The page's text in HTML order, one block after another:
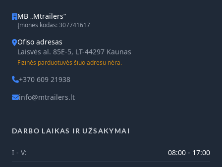
MB „Mtrailers“
Įmonės kodas: 307741617
Ofiso adresas
Laisvės al. 85E-5, LT-44297 Kaunas
Fizinės parduotuvės šiuo adresu nėra.
+370 609 21938
info@mtrailers.lt
DARBO LAIKAS IR UŽSAKYMAI
I - V: 08:00 - 17:00